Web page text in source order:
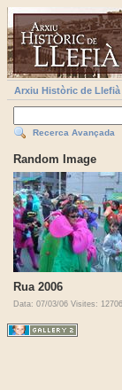
Arxiu Històric de Llefià
Recerca Avançada
Random Image
Rua 2006
Data: 07/03/06 Visites: 12706